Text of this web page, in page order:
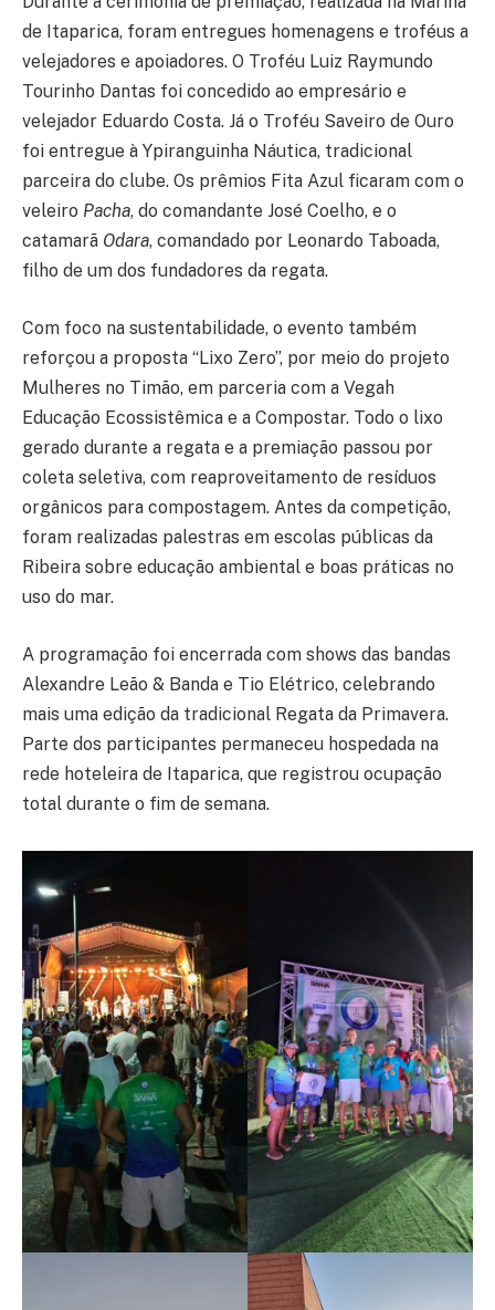
de Itaparica, foram entregues homenagens e troféus a
velejadores e apoiadores. O Troféu Luiz Raymundo
Tourinho Dantas foi concedido ao empresário e
velejador Eduardo Costa. Já o Troféu Saveiro de Ouro
foi entregue à Ypiranguinha Náutica, tradicional
parceira do clube. Os prêmios Fita Azul ficaram com o
veleiro Pacha, do comandante José Coelho, e o
catamarã Odara, comandado por Leonardo Taboada,
filho de um dos fundadores da regata.
Com foco na sustentabilidade, o evento também
reforçou a proposta “Lixo Zero”, por meio do projeto
Mulheres no Timão, em parceria com a Vegah
Educação Ecossistêmica e a Compostar. Todo o lixo
gerado durante a regata e a premiação passou por
coleta seletiva, com reaproveitamento de resíduos
orgânicos para compostagem. Antes da competição,
foram realizadas palestras em escolas públicas da
Ribeira sobre educação ambiental e boas práticas no
uso do mar.
A programação foi encerrada com shows das bandas
Alexandre Leão & Banda e Tio Elétrico, celebrando
mais uma edição da tradicional Regata da Primavera.
Parte dos participantes permaneceu hospedada na
rede hoteleira de Itaparica, que registrou ocupação
total durante o fim de semana.